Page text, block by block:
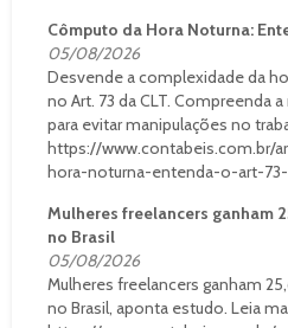
Cômputo da Hora Noturna:
05/08/2026
Desvende a complexidade da
no Art. 73 da CLT. Compreenda
para evitar manipulações no
https://www.contabeis.com.br/
hora-noturna-entenda-o-art-
Mulheres freelancers ganham
no Brasil
05/08/2026
Mulheres freelancers ganham
no Brasil, aponta estudo. Leia